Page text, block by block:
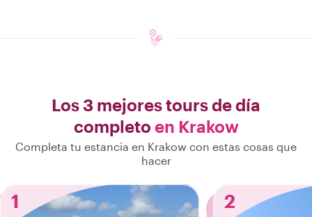
Los 3 mejores tours de día
completo en Krakow
Completa tu estancia en Krakow con estas cosas que
hacer
1 2